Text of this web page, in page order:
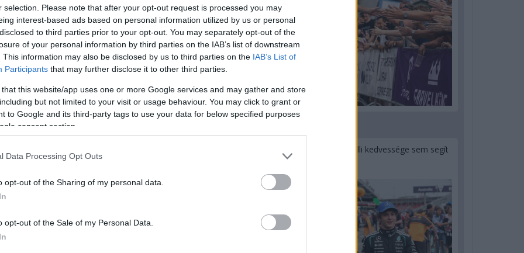
selection. Please note that after your opt-out request is processed you may
interest-based ads based on personal information utilized by us or personal
to third parties prior to your opt-out. You may separately opt-out of the
of your personal information by third parties on the IAB’s list of downstream
This information may also be disclosed by us to third parties on the IAB’s List of
Participants that may further disclose it to other third parties.
that this website/app uses one or more Google services and may gather and store
but not limited to your visit or usage behaviour. You may click to grant or
to Google and its third-party tags to use your data for below specified purposes
consent section.
Data Processing Opt Outs
opt-out of the Sharing of my personal data.
opt-out of the Sale of my Personal Data.
Montoya szerint Antonelli kedvessége sem segít
Russellen